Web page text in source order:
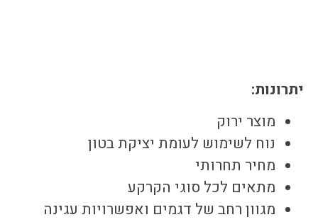
יתרונות:
מוצר ירוק
נוח לשימוש לעומת יציקת בטון
מחיר תחרותי
מתאים לכל סוגי הקרקע
מגוון רחב של דגמים ואפשרויות עגינה